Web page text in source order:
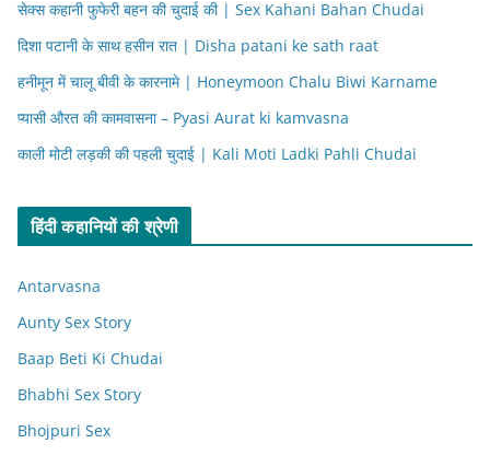
सेक्स कहानी फुफेरी बहन की चुदाई की | Sex Kahani Bahan Chudai
दिशा पटानी के साथ हसीन रात | Disha patani ke sath raat
हनीमून में चालू बीवी के कारनामे | Honeymoon Chalu Biwi Karname
प्यासी औरत की कामवासना – Pyasi Aurat ki kamvasna
काली मोटी लड़की की पहली चुदाई | Kali Moti Ladki Pahli Chudai
हिंदी कहानियों की श्रेणी
Antarvasna
Aunty Sex Story
Baap Beti Ki Chudai
Bhabhi Sex Story
Bhojpuri Sex